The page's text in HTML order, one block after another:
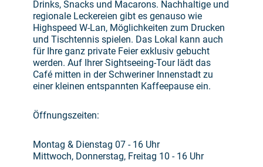
Drinks, Snacks und Macarons. Nachhaltige und
regionale Leckereien gibt es genauso wie
Highspeed W-Lan, Möglichkeiten zum Drucken
und Tischtennis spielen. Das Lokal kann auch
für Ihre ganz private Feier exklusiv gebucht
werden. Auf Ihrer Sightseeing-Tour lädt das
Café mitten in der Schweriner Innenstadt zu
einer kleinen entspannten Kaffeepause ein.
Öffnungszeiten:
Montag & Dienstag 07 - 16 Uhr
Mittwoch, Donnerstag, Freitag 10 - 16 Uhr